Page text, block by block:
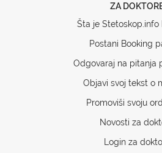
ZA
Šta je Stetoskop.info
Postani Booking
Odgovaraj na pitanja
Objavi svoj tekst o
Promoviši svoju
Novosti za
Login za